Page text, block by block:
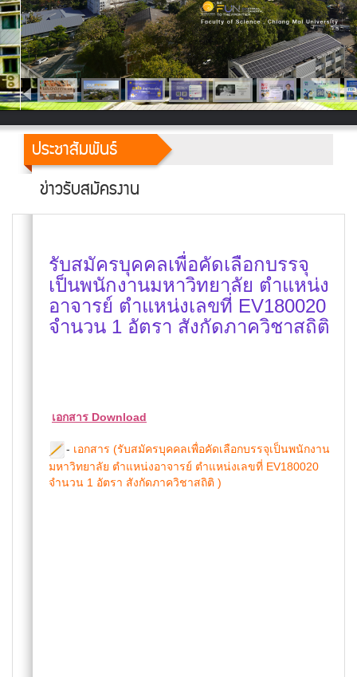
ประชาสัมพันธ์
ข่าวรับสมัครงาน
รับสมัครบุคคลเพื่อคัดเลือกบรรจุ
เป็นพนักงานมหาวิทยาลัย ตำแหน่ง
อาจารย์ ตำแหน่งเลขที่ EV180020
จำนวน 1 อัตรา สังกัดภาควิชาสถิติ
เอกสาร Download
- เอกสาร (รับสมัครบุคคลเพื่อคัดเลือกบรรจุเป็นพนักงาน
มหาวิทยาลัย ตำแหน่งอาจารย์ ตำแหน่งเลขที่ EV180020
จำนวน 1 อัตรา สังกัดภาควิชาสถิติ )